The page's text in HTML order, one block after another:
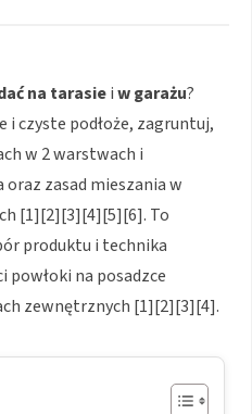
na tarasieiw garażu?
czyste podłoże, zagruntuj,
w 2 warstwach i
zasad mieszania w
[1][2][3][4][5][6]. To
produktu i technika
powłoki na posadzce
zewnętrznych [1][2][3][4].